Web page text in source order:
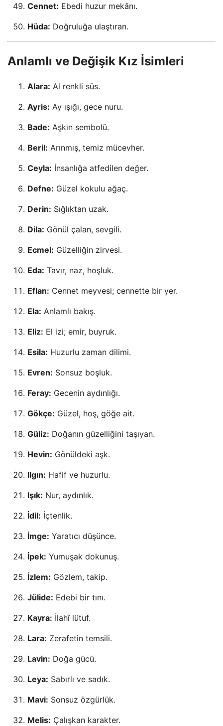
Cennet: Ebedi huzur mekânı.
Hüda: Doğruluğa ulaştıran.
Anlamlı ve Değişik Kız İsimleri
Alara: Al renkli süs.
Ayris: Ay ışığı, gece nuru.
Bade: Aşkın sembolü.
Beril: Arınmış, temiz mücevher.
Ceyla: İnsanlığa atfedilen değer.
Defne: Güzel kokulu ağaç.
Derin: Sığlıktan uzak.
Dila: Gönül çalan, sevgili.
Ecmel: Güzelliğin zirvesi.
Eda: Tavır, naz, hoşluk.
Eflan: Cennet meyvesi; cennette bir yer.
Ela: Anlamlı bakış.
Eliz: El izi; emir, buyruk.
Esila: Huzurlu zaman dilimi.
Evren: Sonsuz boşluk.
Feray: Gecenin aydınlığı.
Gökçe: Güzel, hoş, göğe ait.
Güliz: Doğanın güzelliğini taşıyan.
Hevin: Gönüldeki aşk.
Ilgın: Hafif ve huzurlu.
Işık: Nur, aydınlık.
İdil: İçtenlik.
İmge: Yaratıcı düşünce.
İpek: Yumuşak dokunuş.
İzlem: Gözlem, takip.
Jülide: Edebi bir tını.
Kayra: İlahî lütuf.
Lara: Zerafetin temsili.
Lavin: Doğa gücü.
Leya: Sabırlı ve sadık.
Mavi: Sonsuz özgürlük.
Melis: Çalışkan karakter.